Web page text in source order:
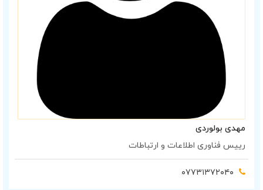
مهدی بولوردی
رییس فناوری اطلاعات و ارتباطات
۰۷۷۳۱۳۷۲۰۴۰